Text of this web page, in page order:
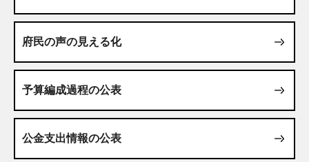
府民の声の見える化
予算編成過程の公表
公金支出情報の公表